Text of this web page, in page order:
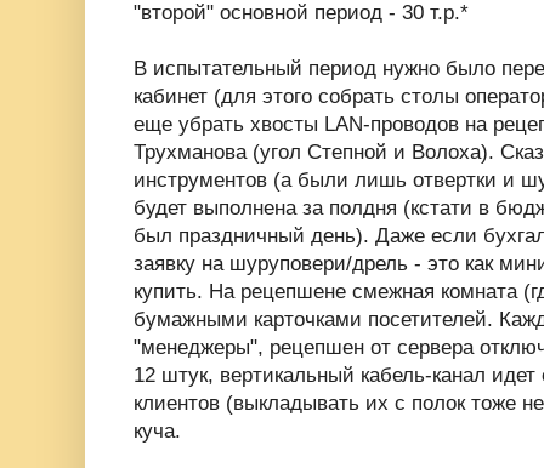
"второй" основной период - 30 т.р.*
В испытательный период нужно было
кабинет (для этого собрать столы
еще убрать хвосты LAN-проводов на
Трухманова (угол Степной и Волоха).
инструментов (а были лишь отвертки и
будет выполнена за полдня (кстати в
был праздничный день). Даже если
заявку на шуруповери/дрель - это как
купить. На рецепшене смежная комната
бумажными карточками посетителей.
"менеджеры", рецепшен от сервера
12 штук, вертикальный кабель-канал идет
клиентов (выкладывать их с полок тоже
куча.